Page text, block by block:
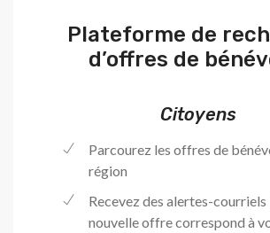
Plateforme de
d’offres de
Citoyens
Parcourez les offres de
région
Recevez des alertes-courriels
nouvelle offre correspond à